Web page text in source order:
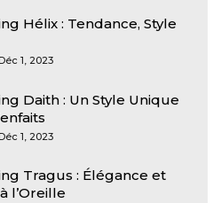
Hélix : Tendance, Style
1, 2023
Daith : Un Style Unique
1, 2023
Tragus : Élégance et
l’Oreille